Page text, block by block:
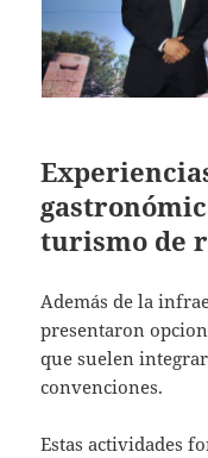
turismo de
Además de la
presentaron
que suelen
convenciones.
Estas actividades